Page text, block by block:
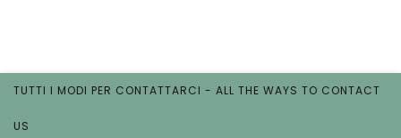
TUTTI I MODI PER CONTATTARCI - ALL THE WAYS TO CONTACT
US